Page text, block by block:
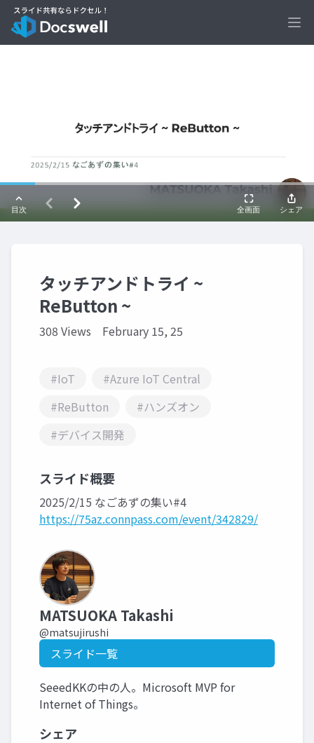
タッチアンドトライ ~
ReButton ~
308 Views February 15, 25
#IoT
#Azure IoT Central
#ReButton
#ハンズオン
#デバイス開発
スライド概要
2025/2/15 なごあずの集い#4
https://75az.connpass.com/event/342829/
MATSUOKA Takashi
@matsujirushi
スライド一覧
SeeedKKの中の人。Microsoft MVP for
Internet of Things。
シェア